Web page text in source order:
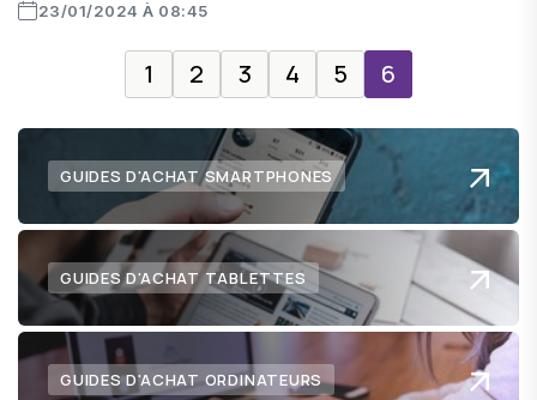
23/01/2024 À 08:45
1 2 3 4 5 6
GUIDES D'ACHAT SMARTPHONES
GUIDES D'ACHAT TABLETTES
GUIDES D'ACHAT ORDINATEURS